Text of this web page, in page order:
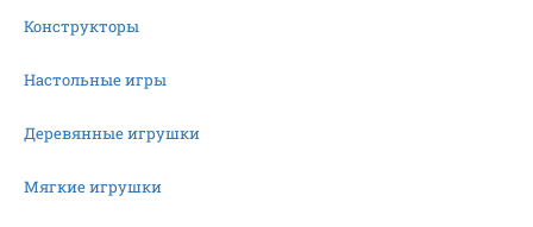
Конструкторы
Настольные игры
Деревянные игрушки
Мягкие игрушки